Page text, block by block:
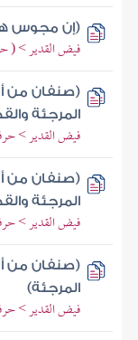
(إن مجوس
فيض القدير > (
(صنفان من
المرجئة
فيض القدير >
(صنفان من
المرجئة
فيض القدير >
(صنفان من
المرجئة)
فيض القدير >